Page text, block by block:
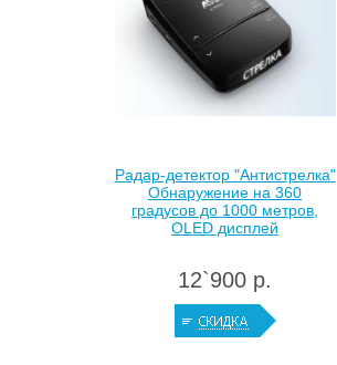
Радар-детектор "Антистрелка"
Обнаружение на 360
градусов до 1000 метров,
OLED дисплей
12`900 р.